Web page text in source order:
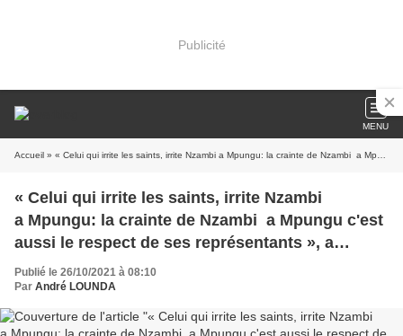
Publicité
MENU
Accueil » « Celui qui irrite les saints, irrite Nzambi a Mpungu: la crainte de Nzambi a Mpungu c'est aussi le respect de ses représentants », a déclaré Mbuta MBEMBA MASSENGO.
« Celui qui irrite les saints, irrite Nzambi
a Mpungu: la crainte de Nzambi a Mpungu c'est
aussi le respect de ses représentants », a
déclaré Mbuta MBEMBA MASSENGO.
Publié le 26/10/2021 à 08:10
Par André LOUNDA